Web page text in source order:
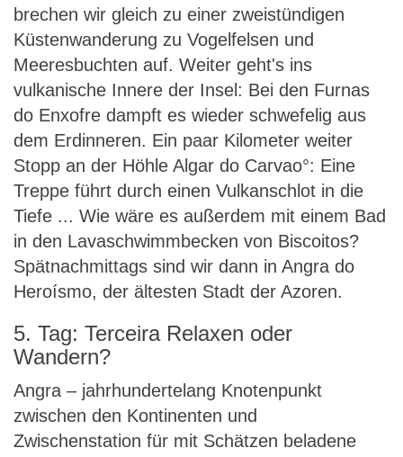
brechen wir gleich zu einer zweistündigen
Küstenwanderung zu Vogelfelsen und
Meeresbuchten auf. Weiter geht's ins
vulkanische Innere der Insel: Bei den Furnas
do Enxofre dampft es wieder schwefelig aus
dem Erdinneren. Ein paar Kilometer weiter
Stopp an der Höhle Algar do Carvao°: Eine
Treppe führt durch einen Vulkanschlot in die
Tiefe ... Wie wäre es außerdem mit einem Bad
in den Lavaschwimmbecken von Biscoitos?
Spätnachmittags sind wir dann in Angra do
Heroísmo, der ältesten Stadt der Azoren.
5. Tag: Terceira Relaxen oder
Wandern?
Angra – jahrhundertelang Knotenpunkt
zwischen den Kontinenten und
Zwischenstation für mit Schätzen beladene